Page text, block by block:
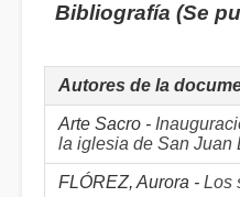
Bibliografía (Se
Autores de la
Arte Sacro -
la iglesia de San Juan
FLÓREZ, Aurora - Los